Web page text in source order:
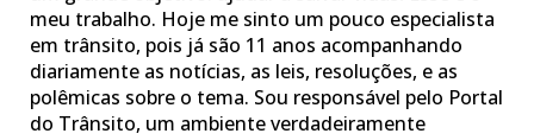
meu trabalho. Hoje me sinto um pouco especialista
em trânsito, pois já são 11 anos acompanhando
diariamente as notícias, as leis, resoluções, e as
polêmicas sobre o tema. Sou responsável pelo Portal
do Trânsito, um ambiente verdadeiramente